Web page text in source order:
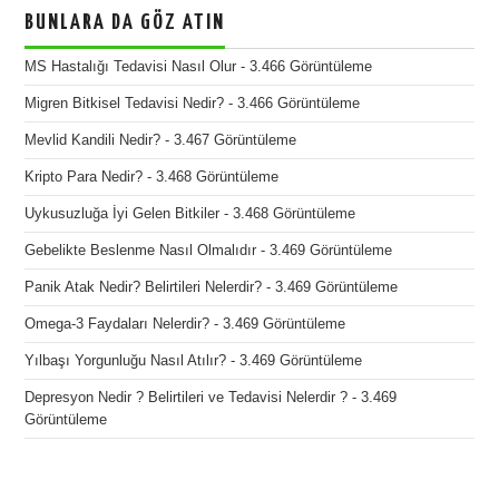
BUNLARA DA GÖZ ATIN
MS Hastalığı Tedavisi Nasıl Olur - 3.466 Görüntüleme
Migren Bitkisel Tedavisi Nedir? - 3.466 Görüntüleme
Mevlid Kandili Nedir? - 3.467 Görüntüleme
Kripto Para Nedir? - 3.468 Görüntüleme
Uykusuzluğa İyi Gelen Bitkiler - 3.468 Görüntüleme
Gebelikte Beslenme Nasıl Olmalıdır - 3.469 Görüntüleme
Panik Atak Nedir? Belirtileri Nelerdir? - 3.469 Görüntüleme
Omega-3 Faydaları Nelerdir? - 3.469 Görüntüleme
Yılbaşı Yorgunluğu Nasıl Atılır? - 3.469 Görüntüleme
Depresyon Nedir ? Belirtileri ve Tedavisi Nelerdir ? - 3.469
Görüntüleme